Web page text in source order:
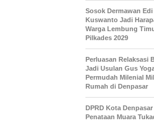
Sosok Dermawan Edi
Kuswanto Jadi
Warga Lembung
Pilkades 2029
Perluasan Relaksasi
Jadi Usulan Gus
Permudah Milenial
Rumah di Denpasar
DPRD Kota
Penataan Muara